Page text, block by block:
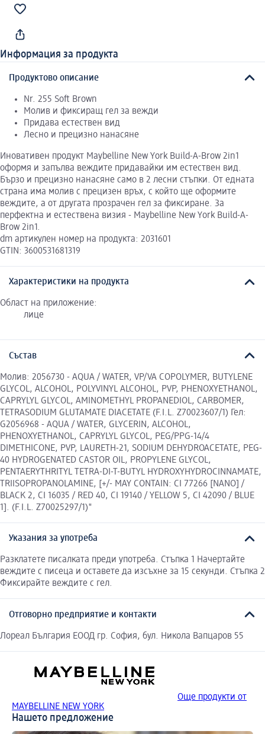
Информация за продукта
Продуктово описание
Nr. 255 Soft Brown
Молив и фиксиращ гел за вежди
Придава естествен вид
Лесно и прецизно нанасяне
Иновативен продукт Maybelline New York Build-A-Brow 2in1
оформя и запълва веждите придавайки им естествен вид.
Бързо и прецизно нанасяне само в 2 лесни стъпки. От едната
страна има молив с прецизен връх, с който ще оформите
веждите, а от другата прозрачен гел за фиксиране. За
перфектна и естествена визия - Maybelline New York Build-A-
Brow 2in1.
dm артикулен номер на продукта: 2031601
GTIN: 3600531681319
Характеристики на продукта
Област на приложение:
лице
Състав
Молив: 2056730 - AQUA / WATER, VP/VA COPOLYMER, BUTYLENE
GLYCOL, ALCOHOL, POLYVINYL ALCOHOL, PVP, PHENOXYETHANOL,
CAPRYLYL GLYCOL, AMINOMETHYL PROPANEDIOL, CARBOMER,
TETRASODIUM GLUTAMATE DIACETATE (F.I.L. Z70023607/1) Гел:
G2056968 - AQUA / WATER, GLYCERIN, ALCOHOL,
PHENOXYETHANOL, CAPRYLYL GLYCOL, PEG/PPG-14/4
DIMETHICONE, PVP, LAURETH-21, SODIUM DEHYDROACETATE, PEG-
40 HYDROGENATED CASTOR OIL, PROPYLENE GLYCOL,
PENTAERYTHRITYL TETRA-DI-T-BUTYL HYDROXYHYDROCINNAMATE,
TRIISOPROPANOLAMINE, [+/- MAY CONTAIN: CI 77266 [NANO] /
BLACK 2, CI 16035 / RED 40, CI 19140 / YELLOW 5, CI 42090 / BLUE
1]. (F.I.L. Z70025297/1)"
Указания за употреба
Разклатете писалката преди употреба. Стъпка 1 Начертайте
веждите с писеца и оставете да изсъхне за 15 секунди. Стъпка 2
Фиксирайте веждите с гел.
Отговорно предприятие и контакти
Лореал България ЕООД гр. София, бул. Никола Вапцаров 55
Още продукти от
MAYBELLINE NEW YORK
Нашето предложение